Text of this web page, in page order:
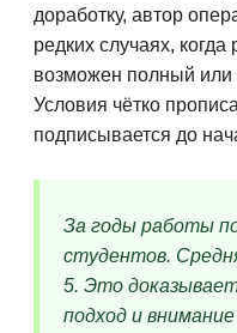
доработку, автор
редких случаях, когда
возможен полный или
Условия чётко
подписывается до
За годы работы
студентов.
5. Это
подход и